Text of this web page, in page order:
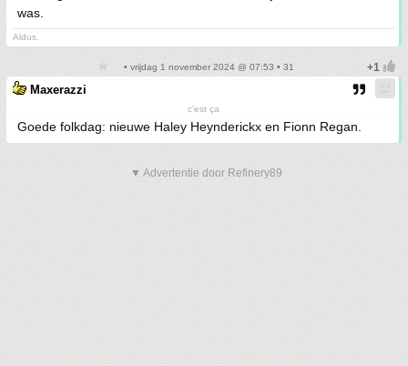
was.
Aldus.
• vrijdag 1 november 2024 @ 07:53 • 31
Maxerazzi
c'est ça
Goede folkdag: nieuwe Haley Heynderickx en Fionn Regan.
▼ Advertentie door Refinery89